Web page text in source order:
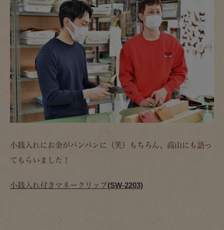
小銭入れにお金がパンパンに（笑）もちろん、高山にも語っ
てもらいました！
小銭入れ付きマネークリップ(SW-2203)